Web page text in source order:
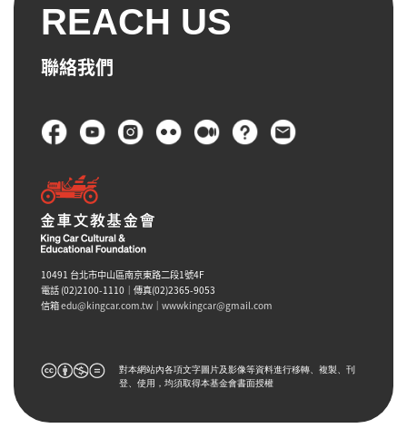
REACH US
聯絡我們
頁尾
10491 台北市中山區南京東路二段1號4F
電話 (02)2100-1110｜傳真(02)2365-9053
信箱edu@kingcar.com.tw ｜ wwwkingcar@gmail.com
對本網站內各項文字圖片及影像等資料進行移轉、複製、刊
登、使用，均須取得本基金會書面授權